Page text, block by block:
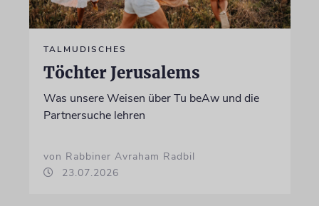
TALMUDISCHES
Töchter Jerusalems
Was unsere Weisen über Tu beAw und die
Partnersuche lehren
von Rabbiner Avraham Radbil
23.07.2026